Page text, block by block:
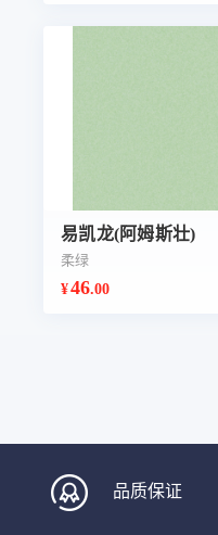
易凯龙(阿姆斯壮)
柔绿
¥46.00
品质保证